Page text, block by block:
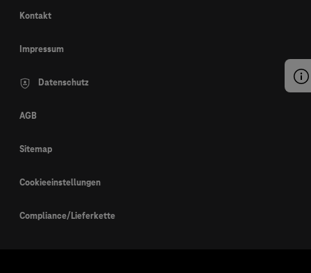
Kontakt
Impressum
Datenschutz
AGB
Sitemap
Cookieeinstellungen
Compliance/Lieferkette